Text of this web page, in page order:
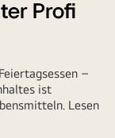
Profi
–
ist
Lesen